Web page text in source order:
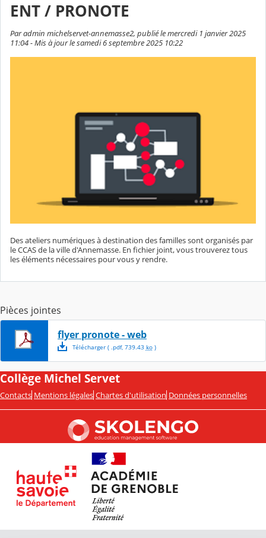
ENT / PRONOTE
Par admin michelservet-annemasse2, publié le mercredi 1 janvier 2025
11:04 - Mis à jour le samedi 6 septembre 2025 10:22
Des ateliers numériques à destination des familles sont organisés par
le CCAS de la ville d'Annemasse. En fichier joint, vous trouverez tous
les éléments nécessaires pour vous y rendre.
Pièces jointes
flyer pronote - web
Télécharger( .pdf, 739.43 ko)
Collège Michel Servet
Contacts Mentions légales Chartes d'utilisation Données personnelles